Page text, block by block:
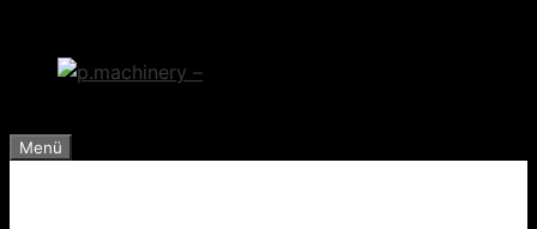
springen
Menü